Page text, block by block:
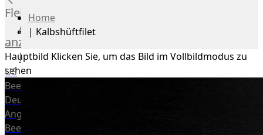
Fleisch
Alle
anzeigen
Rind
US
Beef
Deutsches
Angus
Beef
Home
| Kalbshüftfilet
Hauptbild Klicken Sie, um das Bild im Vollbildmodus zu
sehen